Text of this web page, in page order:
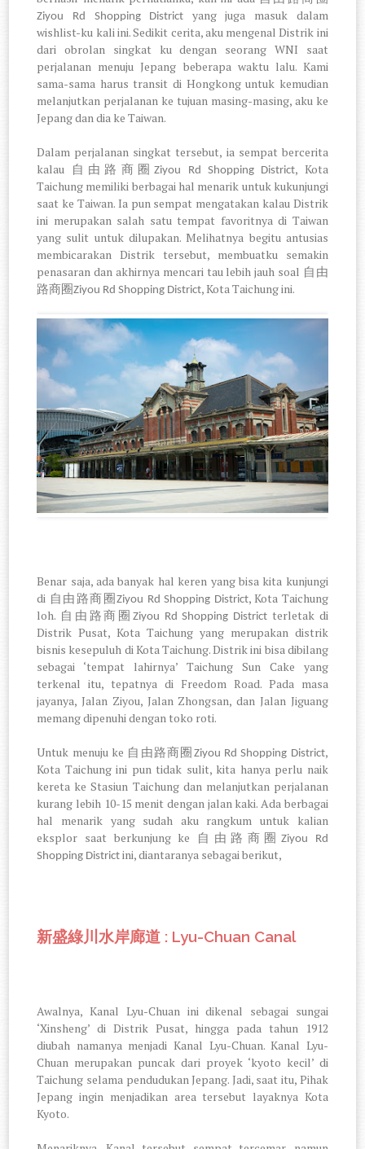
Ziyou Rd Shopping District
yang juga masuk dalam
wishlist-ku kali ini. Sedikit cerita, aku mengenal Distrik ini
dari obrolan singkat ku dengan seorang WNI saat
perjalanan menuju Jepang beberapa waktu lalu. Kami
sama-sama harus transit di Hongkong untuk kemudian
melanjutkan perjalanan ke tujuan masing-masing, aku ke
Jepang dan dia ke Taiwan.
Dalam perjalanan singkat tersebut, ia sempat bercerita
kalau
自由路商圈Ziyou Rd Shopping District, Kota
Taichung memiliki berbagai hal menarik untuk kukunjungi
saat ke Taiwan. Ia pun sempat mengatakan kalau Distrik
ini merupakan salah satu tempat favoritnya di Taiwan
yang sulit untuk dilupakan. Melihatnya begitu antusias
membicarakan Distrik tersebut, membuatku semakin
penasaran dan akhirnya mencari tau lebih jauh soal 自由
路商圈Ziyou Rd Shopping District, Kota Taichung ini.
Benar saja, ada banyak hal keren yang bisa kita kunjungi
di 自由路商圈Ziyou Rd Shopping District, Kota Taichung
loh. 自由路商圈 Ziyou Rd Shopping District terletak di
Distrik Pusat, Kota Taichung yang merupakan distrik
bisnis kesepuluh di Kota Taichung. Distrik ini bisa dibilang
sebagai ‘tempat lahirnya’ Taichung Sun Cake yang
terkenal itu, tepatnya di Freedom Road. Pada masa
jayanya, Jalan Ziyou, Jalan Zhongsan, dan Jalan Jiguang
memang dipenuhi dengan toko roti.
Untuk menuju ke 自由路商圈 Ziyou Rd Shopping District,
Kota Taichung ini pun tidak sulit, kita hanya perlu naik
kereta ke Stasiun Taichung dan melanjutkan perjalanan
kurang lebih 10-15 menit dengan jalan kaki. Ada berbagai
hal menarik yang sudah aku rangkum untuk kalian
eksplor saat berkunjung ke
自由路商圈Ziyou Rd
Shopping District ini, diantaranya sebagai berikut,
新盛綠川水岸廊道 : Lyu-Chuan Canal
Awalnya, Kanal Lyu-Chuan ini dikenal sebagai sungai
‘Xinsheng’ di Distrik Pusat, hingga pada tahun 1912
diubah namanya menjadi Kanal Lyu-Chuan. Kanal Lyu-
Chuan merupakan puncak dari proyek ‘kyoto kecil’ di
Taichung selama pendudukan Jepang. Jadi, saat itu, Pihak
Jepang ingin menjadikan area tersebut layaknya Kota
Kyoto.